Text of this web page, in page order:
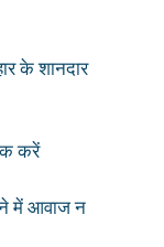
के शानदार
करें
में आवाज न